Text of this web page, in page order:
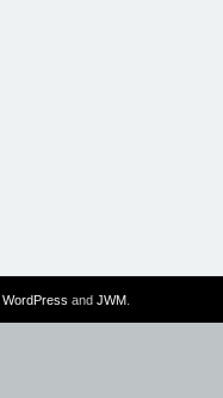
WordPress and JWM